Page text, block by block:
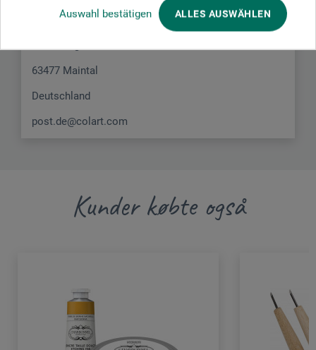
Auswahl bestätigen ALLES AUSWÄHLEN
Colart Northern Europe GmbH
63477 Maintal
Deutschland
post.de@colart.com
Kunder købte også